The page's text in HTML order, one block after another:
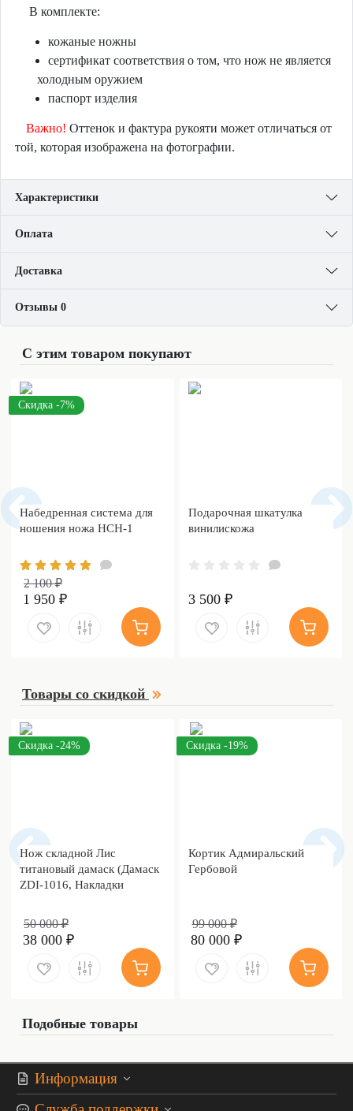
В комплекте:
кожаные ножны
сертификат соответствия о том, что нож не является
холодным оружием
паспорт изделия
Важно! Оттенок и фактура рукояти может отличаться от
той, которая изображена на фотографии.
Характеристики
Оплата
Доставка
Отзывы 0
С этим товаром покупают
Скидка -7%
Набедренная система для
ношения ножа НСН-1
2 100 ₽
1 950 ₽
Подарочная шкатулка
винилискожа
3 500 ₽
Товары со скидкой
Скидка -24%
Нож складной Лис
титановый дамаск (Дамаск
ZDI-1016, Накладки
50 000 ₽
38 000 ₽
Скидка -19%
Кортик Адмиральский
Гербовой
99 000 ₽
80 000 ₽
Подобные товары
Информация